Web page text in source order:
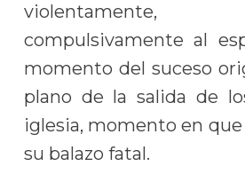
violentamente,
compulsivamente al
momento del suceso
plano de la salida de
iglesia, momento en
su balazo fatal.